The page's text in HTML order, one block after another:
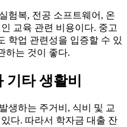
험복, 전공 소프트웨어, 온
교육 관련 비용이다. 중고
학업 관련성을 입증할 수 있
하는 것이 좋다.
기타 생활비
생하는 주거비, 식비 및 교
다. 따라서 학자금 대출 잔